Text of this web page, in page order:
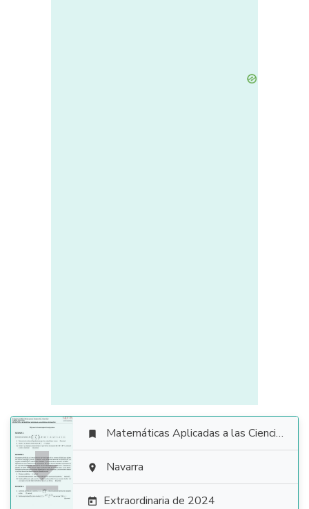

 Matemáticas Aplicadas a las Ciencias Sociales
 Navarra
 Extraordinaria de 2024